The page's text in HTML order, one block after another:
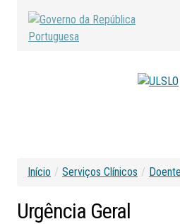
Início / Serviços Clínicos /
Urgência Geral